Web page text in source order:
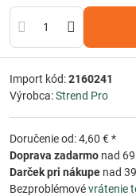
Import kód:2160241
Výrobca:Strend Pro
Doručenie od: 4,60 € *
Doprava zadarmo nad
Darček pri nákupe nad
Bezproblémovévrátenie